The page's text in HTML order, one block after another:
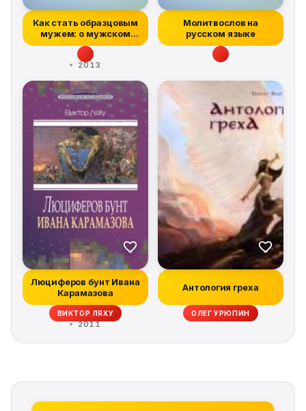
Как стать образцовым
мужем: о мужском
призвании, ч...
2013
Молитвослов на
русском языке
Люциферов бунт Ивана
Карамазова
ВИКТОР ЛЯХУ
2011
Антология греха
ОЛЕГ УРЮПИН